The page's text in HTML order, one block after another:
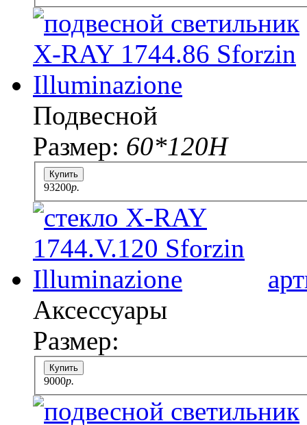
Подвесной
Размер: 60*120Н
Купить
93200p.
Аксессуары
Размер:
Купить
9000p.